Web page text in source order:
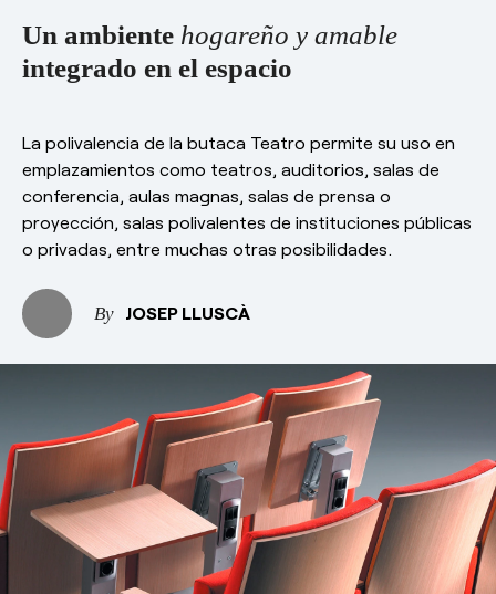
Un ambiente hogareño y amable
integrado en el espacio
La polivalencia de la butaca Teatro permite su uso en
emplazamientos como teatros, auditorios, salas de
conferencia, aulas magnas, salas de prensa o
proyección, salas polivalentes de instituciones públicas
o privadas, entre muchas otras posibilidades.
JOSEP LLUSCÀ